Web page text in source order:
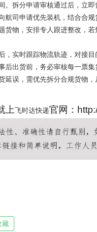
拆分申请审核通过后，立即
航司申请优先装机，结合合
货物，安排专人跟进整改，
实时跟踪物流轨迹，对接目
后出货前，务必审核每一票
误，需优先拆分合规货物，
上飞时达快递官网：
藏